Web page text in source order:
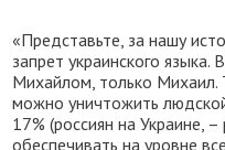
«Представьте, за нашу
запрет украинского языка.
Михайлом, только Михаил.
можно уничтожить
17% (россиян на Украине,
обеспечивать на уровне